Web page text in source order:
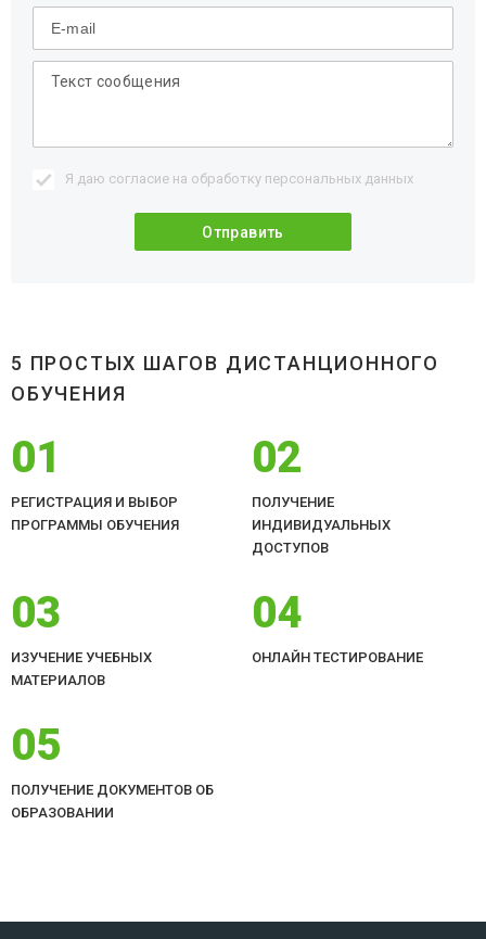
Я даю согласие на обработку персональных данных
5 ПРОСТЫХ ШАГОВ ДИСТАНЦИОННОГО
ОБУЧЕНИЯ
01
РЕГИСТРАЦИЯ И ВЫБОР
ПРОГРАММЫ ОБУЧЕНИЯ
02
ПОЛУЧЕНИЕ
ИНДИВИДУАЛЬНЫХ
ДОСТУПОВ
03
ИЗУЧЕНИЕ УЧЕБНЫХ
МАТЕРИАЛОВ
04
ОНЛАЙН ТЕСТИРОВАНИЕ
05
ПОЛУЧЕНИЕ ДОКУМЕНТОВ ОБ
ОБРАЗОВАНИИ